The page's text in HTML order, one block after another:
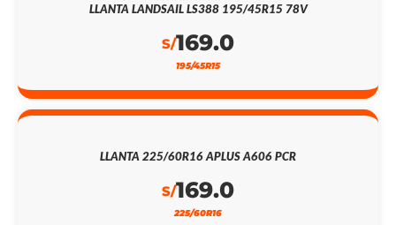
LLANTA LANDSAIL LS388 195/45R15 78V
S/169.0
195/45R15
LLANTA 225/60R16 APLUS A606 PCR
S/169.0
225/60R16